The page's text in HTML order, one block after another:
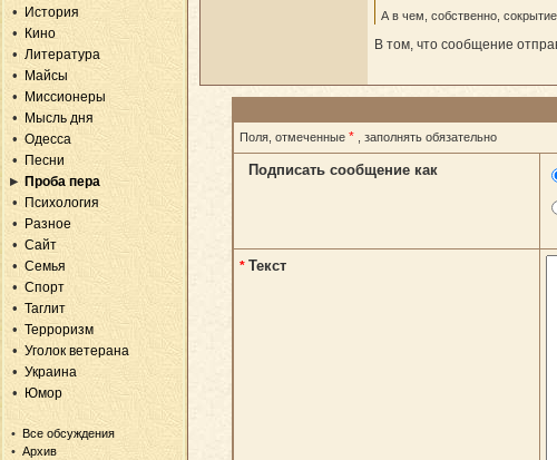
История
Кино
Литература
Майсы
Миссионеры
Мысль дня
Одесса
Песни
Проба пера
Психология
Разное
Сайт
Семья
Спорт
Таглит
Терроризм
Уголок ветерана
Украина
Юмор
Все обсуждения
Архив
А в чем, собственно,
В том, что сообщение
Поля, отмеченные * , заполнять обязательно
Подписать сообщение как
* Текст